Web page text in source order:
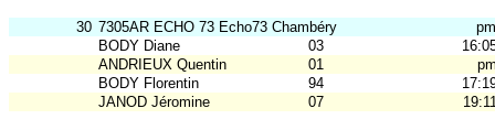
30 7305AR ECHO 73 Echo73 Chambéry
pm
BODY Diane
03
ANDRIEUX Quentin
01
BODY Florentin
94
JANOD Jéromine
07